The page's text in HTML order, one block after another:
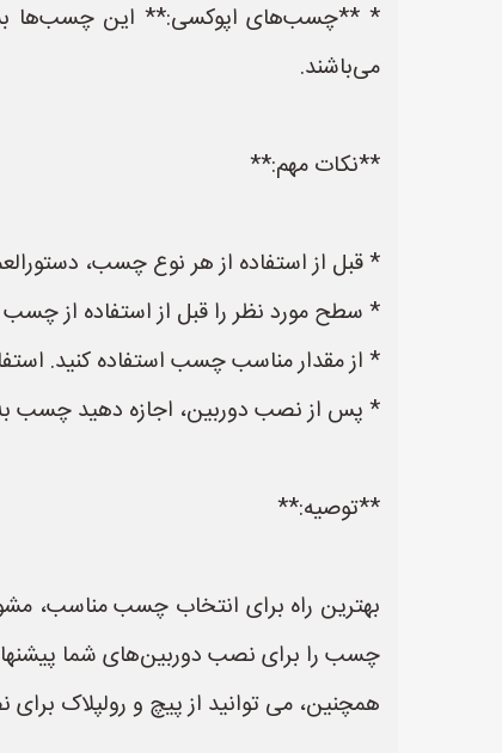
* **چسب‌های اپوکسی:** این چسب‌ها
می‌باشند.
**نکات مهم:**
* قبل از استفاده از هر نوع چسب،
* سطح مورد نظر را قبل از استفاده از
* از مقدار مناسب چسب استفاده کنید.
* پس از نصب دوربین، اجازه دهید چسب
**توصیه:**
بهترین راه برای انتخاب چسب
چسب را برای نصب دوربین‌های شما
همچنین، می توانید از پیچ و رولپلاک